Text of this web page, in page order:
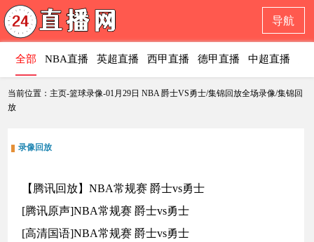
导航
全部 NBA直播 英超直播 西甲直播 德甲直播 中超直播
当前位置：主页-篮球录像-01月29日 NBA 爵士VS勇士/集锦回放全场录像/集锦回
放
录像回放
【腾讯回放】NBA常规赛 爵士vs勇士
[腾讯原声]NBA常规赛 爵士vs勇士
[高清国语]NBA常规赛 爵士vs勇士